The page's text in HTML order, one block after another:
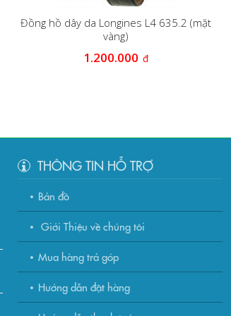
Đồng hồ dây da Longines L4 635.2 (mặt
vàng)
1.200.000 đ
THÔNG TIN HỖ TRỢ
Bản đồ
Giới Thiệu về chúng tôi
Mua hàng trả góp
Hướng dẫn đặt hàng